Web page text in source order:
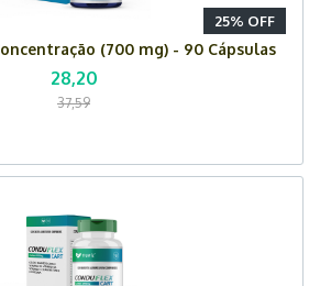
25% OFF
(700 mg) - 90 Cápsulas
28,20
37,59